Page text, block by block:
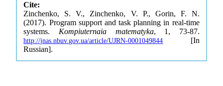
Cite:
Zinchenko, S. V., Zinchenko, V. P., Gorin, F. N.
(2017). Program support and task planning in real-time
systems. Kompiuternaia matematyka, 1, 73-87.
http://jnas.nbuv.gov.ua/article/UJRN-0001049844 [In
Russian].